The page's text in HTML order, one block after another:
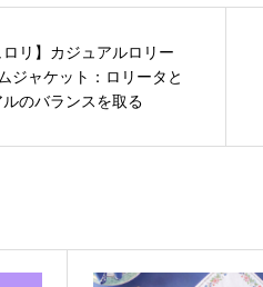
ロリ】カジュアルロリー
ジャケット：ロリータと
のバランスを取る